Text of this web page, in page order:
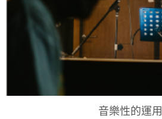
音樂性的運用